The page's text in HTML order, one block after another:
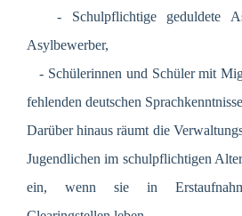
- Schulpflichtige geduldete
Asylbewerber,
- Schülerinnen und Schüler mit
fehlenden deutschen
Darüber hinaus räumt die
Jugendlichen im schulpflichtigen
ein, wenn sie in